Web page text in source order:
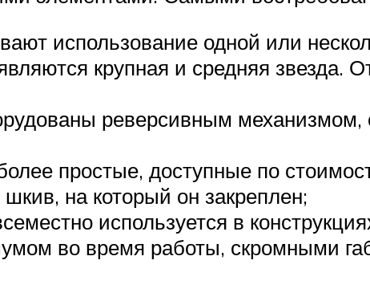
использование одной или
крупная и средняя звезда.
реверсивным
простые, доступные по
на который он закреплен;
используется в
во время работы, скромными